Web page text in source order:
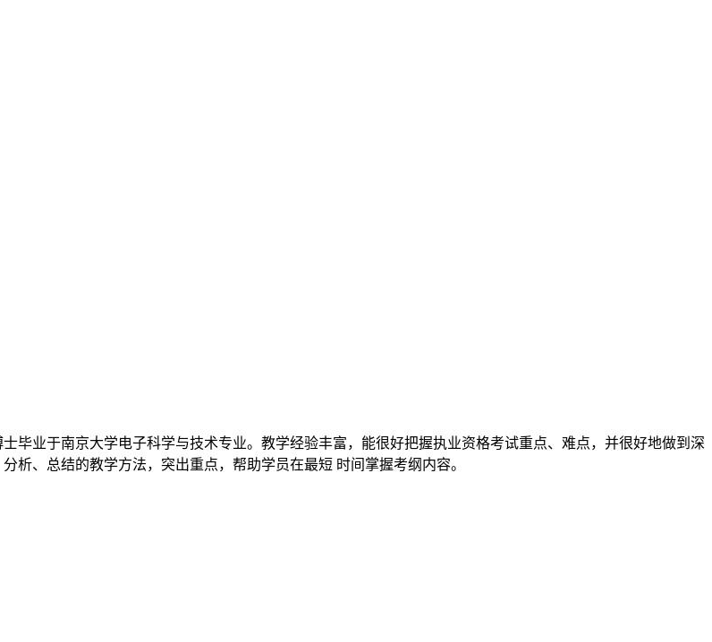
毕业于南京大学电子科学与技术专业。教学经验丰富，能很好把握执业资格考试重点、难点，并很好地做到深
析、总结的教学方法，突出重点，帮助学员在最短 时间掌握考纲内容。